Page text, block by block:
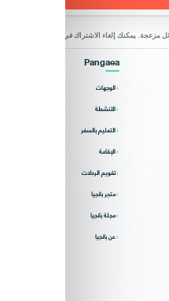
مزعجة. يمكنك إلغاء الاشتراك في أي وقت.
Pangaea
الوجهات
الأنشطة
التعليم بالسفر
الإقامة
تقويم الرحلات
متجر بانجيا
مجلة بانجيا
عن بانجيا